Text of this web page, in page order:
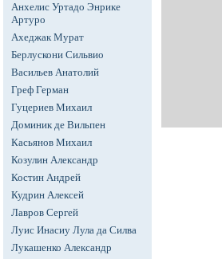
Анхелис Уртадо Энрике
Артуро
Ахеджак Мурат
Берлускони Сильвио
Васильев Анатолий
Греф Герман
Гуцериев Михаил
Доминик де Вильпен
Касьянов Михаил
Козулин Александр
Костин Андрей
Кудрин Алексей
Лавров Сергей
Луис Инасиу Лула да Силва
Лукашенко Александр